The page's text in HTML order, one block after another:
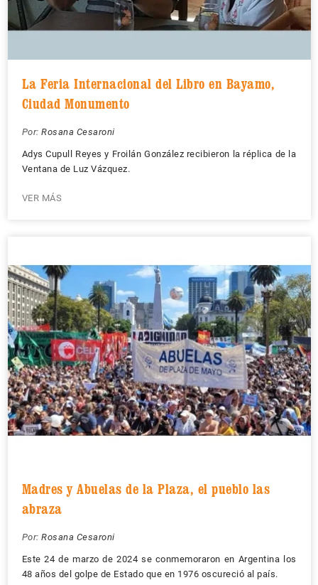
La Feria Internacional del Libro en Bayamo,
Ciudad Monumento
Por: Rosana Cesaroni
Adys Cupull Reyes y Froilán González recibieron la réplica de la
Ventana de Luz Vázquez.
VER MÁS
Madres y Abuelas de la Plaza, el pueblo las
abraza
Por: Rosana Cesaroni
Este 24 de marzo de 2024 se conmemoraron en Argentina los
48 años del golpe de Estado que en 1976 oscureció al país.